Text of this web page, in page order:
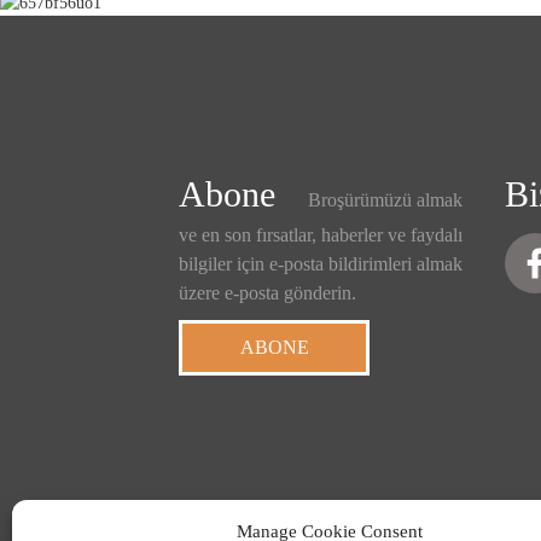
Abone
Broşürümüzü almak
ve en son fırsatlar, haberler ve faydalı
bilgiler için e-posta bildirimleri almak
üzere e-posta gönderin.
ABONE
Manage Cookie Consent